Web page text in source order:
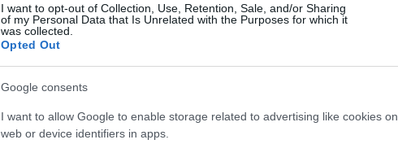
I want to opt-out of Collection, Use, Retention, Sale, and/or Sharing
of my Personal Data that Is Unrelated with the Purposes for which it
was collected.
Opted Out
Google consents
I want to allow Google to enable storage related to advertising like cookies on
web or device identifiers in apps.